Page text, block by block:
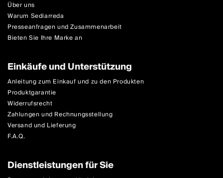
Über uns
Warum Sediarreda
Presseanfragen und Zusammenarbeit
Bieten Sie Ihre Marke an
Einkäufe und Unterstützung
Anleitung zum Einkauf und zu den Produkten
Produktgarantie
Widerrufsrecht
Zahlungen und Rechnungsstellung
Versand und Lieferung
F.A.Q.
Dienstleistungen für Sie